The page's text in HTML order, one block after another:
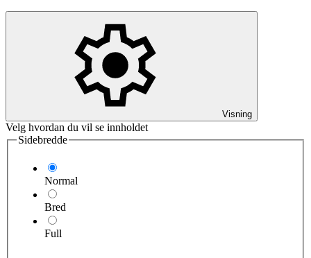
Visning
Velg hvordan du vil se innholdet
Sidebredde
Normal
Bred
Full